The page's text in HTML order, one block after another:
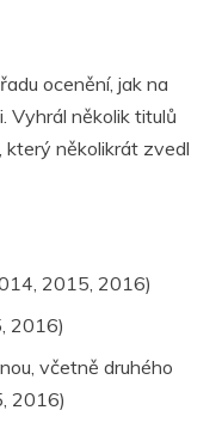
ocenění, jak na
Vyhrál několik titulů
který několikrát zvedl
2015, 2016)
2016)
včetně druhého
2016)